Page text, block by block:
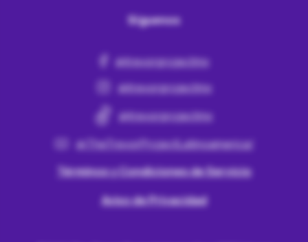
Síguenos
@trevorprojectmx
@trevorprojectmx
@trevorprojectmx
@TheTrevorProjectLatinoamerica/
Términos y Condiciones de Servicio
Aviso de Privacidad